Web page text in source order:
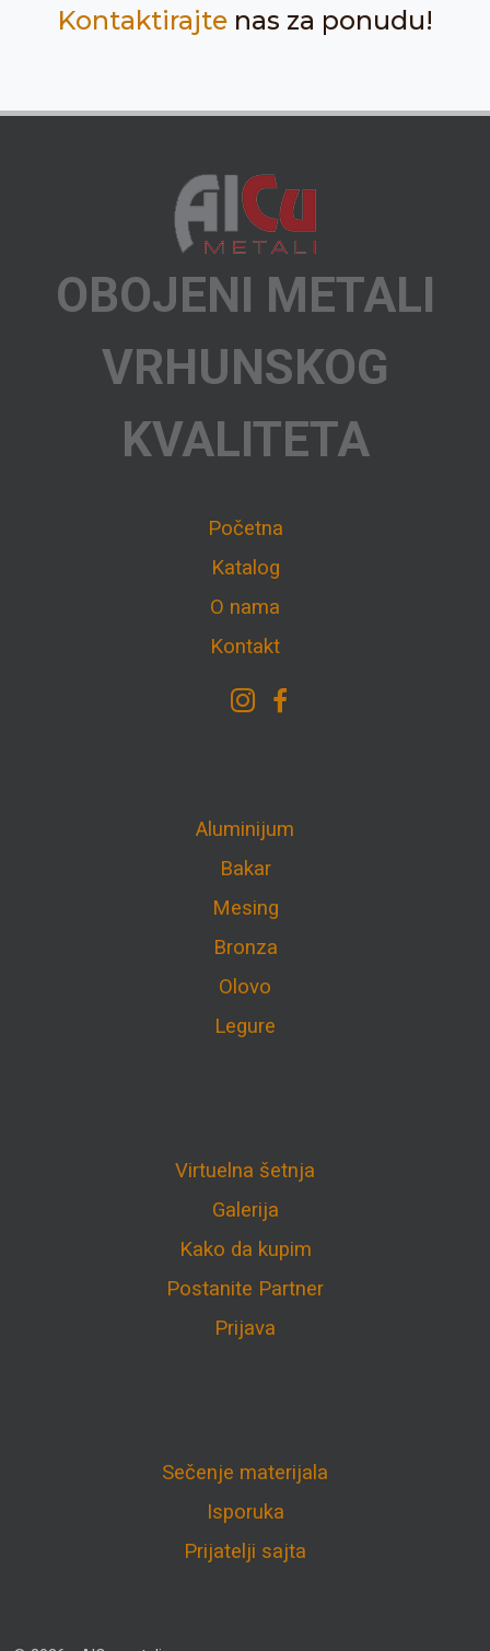
Kontaktirajtenas za ponudu!
OBOJENI METALI
VRHUNSKOG
KVALITETA
Početna
Katalog
O nama
Kontakt
Aluminijum
Bakar
Mesing
Bronza
Olovo
Legure
Virtuelna šetnja
Galerija
Kako da kupim
Postanite Partner
Prijava
Sečenje materijala
Isporuka
Prijatelji sajta